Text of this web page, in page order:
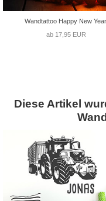
Wandtattoo Happy New
ab 17,95 EUR
Diese Artikel